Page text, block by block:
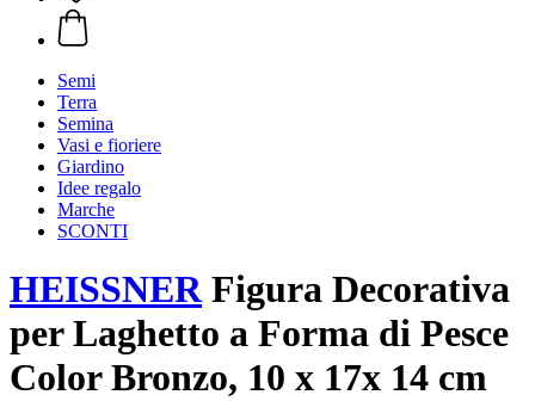
Semi
Terra
Semina
Vasi e fioriere
Giardino
Idee regalo
Marche
SCONTI
HEISSNERFigura Decorativa
per Laghetto a Forma di Pesce
Color Bronzo, 10 x 17x 14 cm